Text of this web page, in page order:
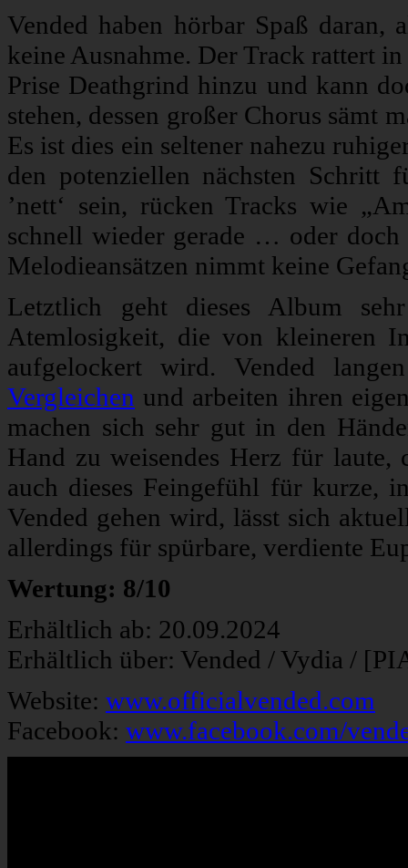
Vended haben hörbar Spaß daran,
keine Ausnahme. Der Track rattert
Prise Deathgrind hinzu und kann
stehen, dessen großer Chorus sämt
Es ist dies ein seltener nahezu
den potenziellen nächsten Schritt
’nett‘ sein, rücken Tracks wie
schnell wieder gerade … oder doch
Melodieansätzen nimmt keine
Letztlich geht dieses Album
Atemlosigkeit, die von kleineren
aufgelockert wird. Vended
Vergleichen und arbeiten ihren
machen sich sehr gut in den
Hand zu weisendes Herz für laute,
auch dieses Feingefühl für kurze,
Vended gehen wird, lässt sich
allerdings für spürbare, verdiente
Wertung: 8/10
Erhältlich ab: 20.09.2024
Erhältlich über: Vended / Vydia /
Website: www.officialvended.com
Facebook: www.facebook.com/